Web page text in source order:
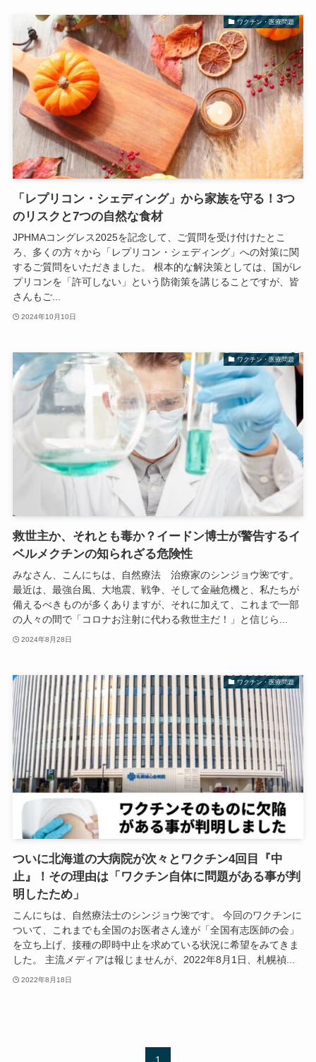
ワクチン・医療問題
「レプリコン・シェディング」から家族を守る！3つ
のリスクと7つの自然な食材
JPHMAコングレス2025を記念して、ご質問を受け付けたとこ
ろ、多くの方々から「レプリコン・シェディング」への対策に関
するご質問をいただきました。 根本的な解決策としては、国がレ
プリコンを「許可しない」という防衛策を講じることですが、皆
さんもご...
2024年10月10日
ワクチン・医療問題
救世主か、それとも毒か？イードン博士が警告するイ
ベルメクチンの知られざる危険性
みなさん、こんにちは、自然療法 治療家のシンジョウ🌺です。
最近は、最強台風、大地震、戦争、そして金融危機と、私たちが
備えるべきものが多くありますが、それに加えて、これまで一部
の人々の間で「コロナお注射に代わる救世主だ！」と信じら...
2024年8月28日
ワクチン・医療問題
ついに北海道の大病院が次々とワクチン4回目『中
止』！その理由は「ワクチン自体に問題がある事が判
明したため」
こんにちは、自然療法士のシンジョウ🌺です。 今回のワクチンに
ついて、これまでも全国のお医者さん達が「全国有志医師の会」
を立ち上げ、接種の即時中止を求めている状況に希望をみてきま
した。 主流メディアは報じませんが、2022年8月1日、札幌禎...
2022年8月18日